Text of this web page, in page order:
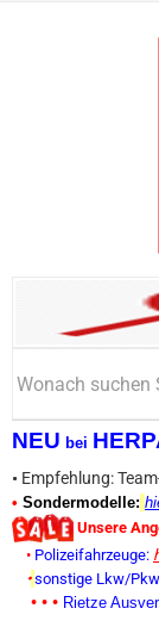
NEU bei
• Empfehlung:
• Sondermodelle:
Unsere
• Polizeifahrzeuge:
• sonstige Lkw/
• • • Rietze